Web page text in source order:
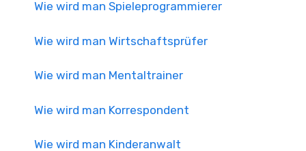
Wie wird man Spieleprogrammierer
Wie wird man Wirtschaftsprüfer
Wie wird man Mentaltrainer
Wie wird man Korrespondent
Wie wird man Kinderanwalt